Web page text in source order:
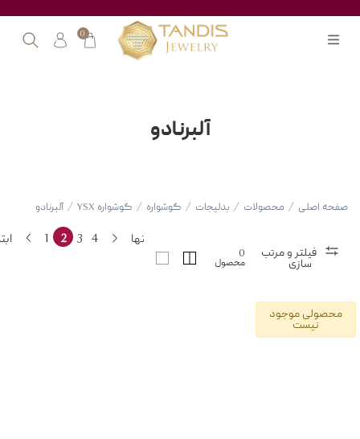
0
آلبرنادو
صفحه اصلی / محصولات / بدلیجات / گوشواره / گوشواره YSX / آلبرنادو
فیلتر و مرتب
سازی
0
محصول
محصولی موجود
نیست
1 2 3 4 انتها